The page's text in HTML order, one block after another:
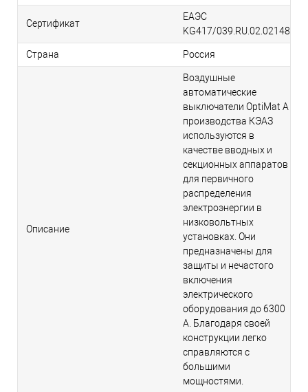
Сертификат
ЕАЭС
KG417/039.RU.02.02148
Страна Россия
Описание
Воздушные
автоматические
выключатели OptiMat А
производства КЭАЗ
используются в
качестве вводных и
секционных аппаратов
для первичного
распределения
электроэнергии в
низковольтных
установках. Они
предназначены для
защиты и нечастого
включения
электрического
оборудования до 6300
A. Благодаря своей
конструкции легко
справляются с
большими
мощностями.